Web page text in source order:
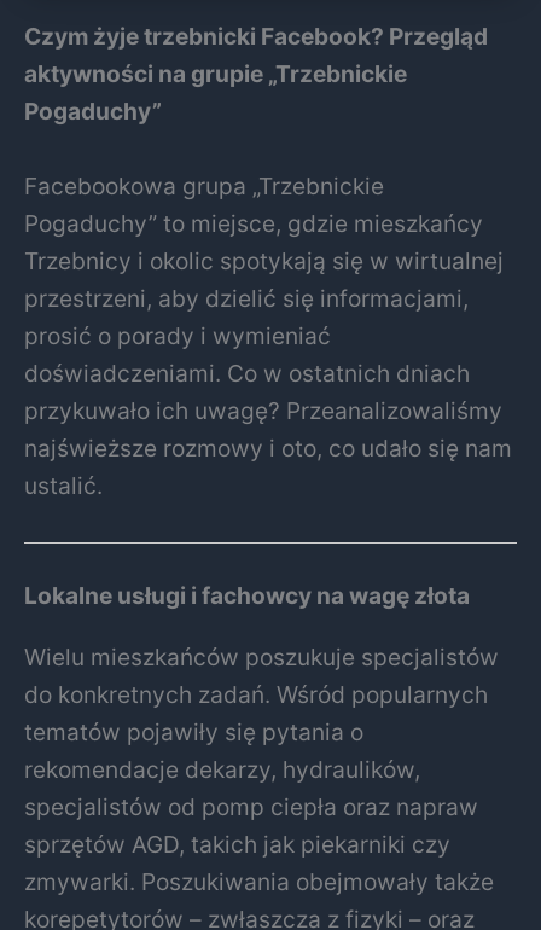
Czym żyje trzebnicki Facebook? Przegląd
aktywności na grupie „Trzebnickie
Pogaduchy”
Facebookowa grupa „Trzebnickie
Pogaduchy” to miejsce, gdzie mieszkańcy
Trzebnicy i okolic spotykają się w wirtualnej
przestrzeni, aby dzielić się informacjami,
prosić o porady i wymieniać
doświadczeniami. Co w ostatnich dniach
przykuwało ich uwagę? Przeanalizowaliśmy
najświeższe rozmowy i oto, co udało się nam
ustalić.
Lokalne usługi i fachowcy na wagę złota
Wielu mieszkańców poszukuje specjalistów
do konkretnych zadań. Wśród popularnych
tematów pojawiły się pytania o
rekomendacje dekarzy, hydraulików,
specjalistów od pomp ciepła oraz napraw
sprzętów AGD, takich jak piekarniki czy
zmywarki. Poszukiwania obejmowały także
korepetytorów – zwłaszcza z fizyki – oraz